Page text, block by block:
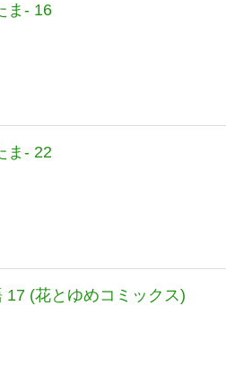
ま- 16
ま- 22
17 (花とゆめコミックス)